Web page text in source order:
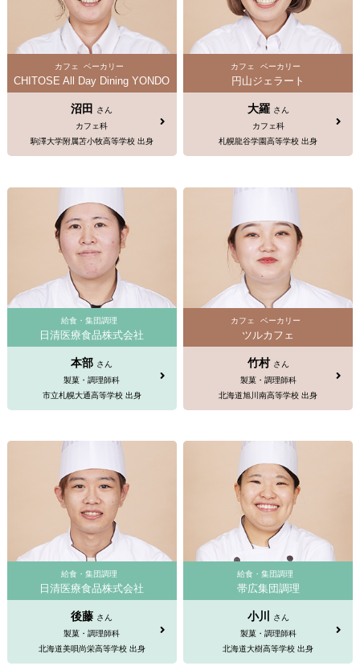
カフェ ベーカリー
CHITOSE All Day Dining YONDO
沼田
さん
カフェ科
駒澤大学附属苫小牧高等学校 出身
カフェ ベーカリー
円山ジェラート
大羅 さん
カフェ科
札幌龍谷学園高等学校 出身
給食・集団調理
日清医療食品株式会社
本部 さん
製菓・調理師科
市立札幌大通高等学校 出身
カフェ ベーカリー
ツルカフェ
竹村 さん
製菓・調理師科
北海道旭川南高等学校 出身
給食・集団調理
日清医療食品株式会社
後藤 さん
製菓・調理師科
北海道美唄尚栄高等学校 出身
給食・集団調理
帯広集団調理
小川
さん
製菓・調理師科
北海道大樹高等学校 出身